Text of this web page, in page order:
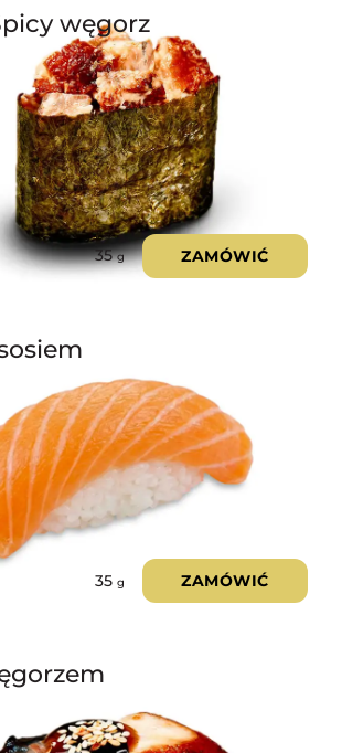
węgorz
35g ZAMÓWIĆ
35 g ZAMÓWIĆ